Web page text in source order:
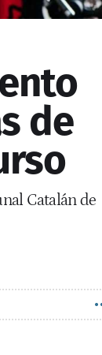
de
Catalán de